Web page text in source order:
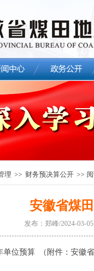
理 >> 财务预决算公开 >>
安徽省煤
发布：郑峰/2024-03-
单位预算 （附件： 安徽